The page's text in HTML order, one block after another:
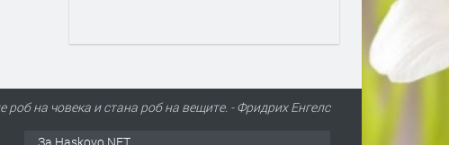
роб на човека и стана роб на вещите. - Фридрих Енгелс